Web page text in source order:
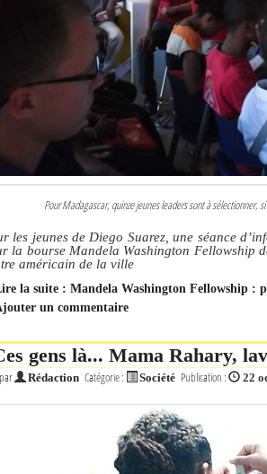
Pour Madagascar, quinze jeunes leaders sont à sélectionner,
les jeunes de Diego Suarez, une séance
la bourse Mandela Washington Fellowship
américain de la ville
la suite : Mandela Washington Fellowship :
un commentaire
gens là... Mama Rahary,
Rédaction Catégorie : Société Publication : 22